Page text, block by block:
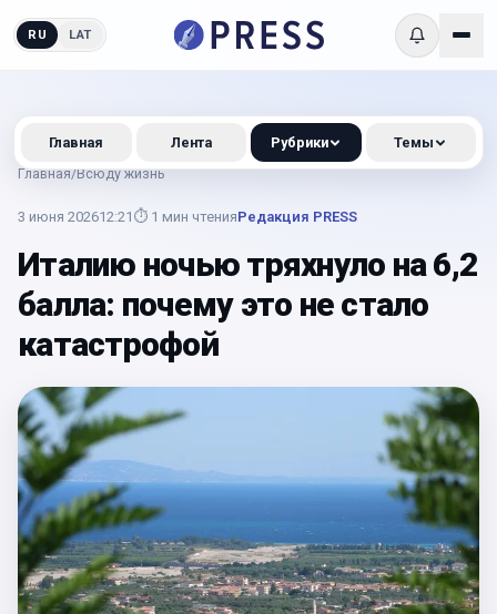
RU LAT
Главная/Всюду жизнь
3 июня 202612:21 ⏱ 1 мин чтенияРедакция PRESS
Италию ночью тряхнуло на 6,2
балла: почему это не стало
катастрофой
Главная Лента Рубрики Темы